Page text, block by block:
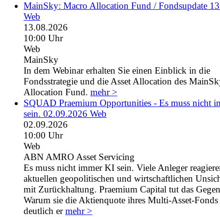
MainSky: Macro Allocation Fund / Fondsupdate
Web
13.08.2026
10:00 Uhr
Web
MainSky
In dem Webinar erhalten Sie einen Einblick in die
Fondsstrategie und die Asset Allocation des
Allocation Fund. mehr >
SQUAD Praemium Opportunities - Es muss nicht
sein. 02.09.2026 Web
02.09.2026
10:00 Uhr
Web
ABN AMRO Asset Servicing
Es muss nicht immer KI sein. Viele Anleger
aktuellen geopolitischen und wirtschaftlichen
mit Zurückhaltung. Praemium Capital tut das
Warum sie die Aktienquote ihres Multi-Asset-Fonds
deutlich ermehr >